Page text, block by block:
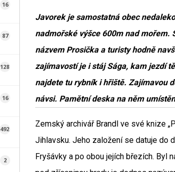
16
87
128
16
492
2
Javorek je samostatná obec
nadmořské výšce 600m nad mořem.
názvem Prosička a turisty hodně
zajímavostí je i stáj Sága, kam jezdí
najdete tu rybník i hřiště. Zajímavou
návsi. Pamětní deska na něm
Zemský archivář Brandl ve své knize
Jihlavsku. Jeho založení se datuje do
Fryšávky a po obou jejích březích. Byl